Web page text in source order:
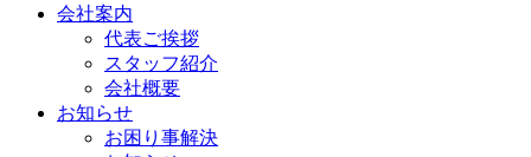
会社案内
代表ご挨拶
スタッフ紹介
会社概要
お知らせ
お困り事解決